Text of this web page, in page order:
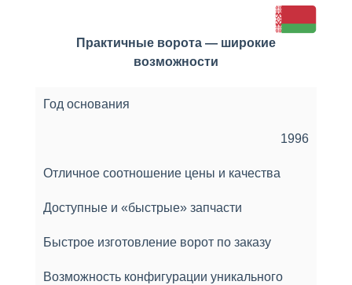
Практичные ворота — широкие
возможности
Год основания
1996
Отличное соотношение цены и качества
Доступные и «быстрые» запчасти
Быстрое изготовление ворот по заказу
Возможность конфигурации уникального